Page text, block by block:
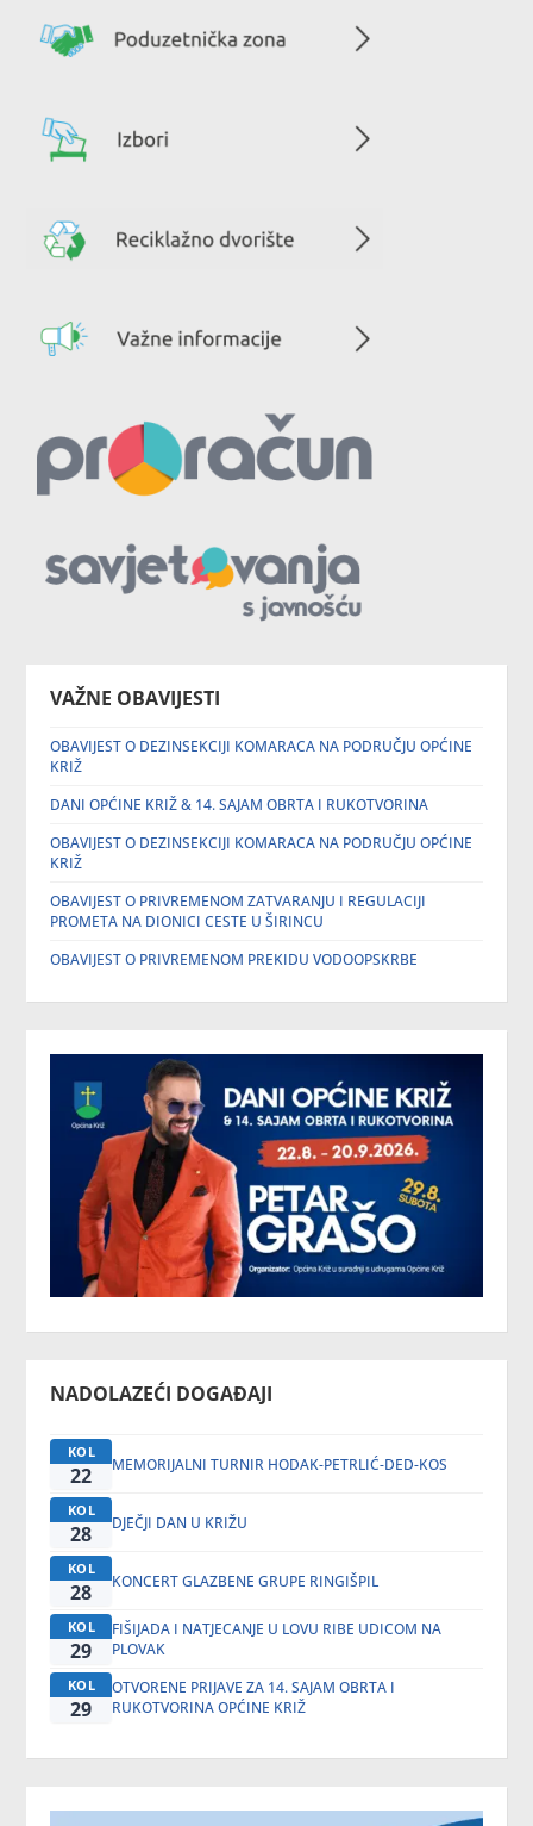
VAŽNE OBAVIJESTI
OBAVIJEST O DEZINSEKCIJI KOMARACA NA PODRUČJU OPĆINE
KRIŽ
DANI OPĆINE KRIŽ & 14. SAJAM OBRTA I RUKOTVORINA
OBAVIJEST O DEZINSEKCIJI KOMARACA NA PODRUČJU OPĆINE
KRIŽ
OBAVIJEST O PRIVREMENOM ZATVARANJU I REGULACIJI
PROMETA NA DIONICI CESTE U ŠIRINCU
OBAVIJEST O PRIVREMENOM PREKIDU VODOOPSKRBE
NADOLAZEĆI DOGAĐAJI
KOL
22 MEMORIJALNI TURNIR HODAK-PETRLIĆ-DED-KOS
KOL
28 DJEČJI DAN U KRIŽU
KOL
28 KONCERT GLAZBENE GRUPE RINGIŠPIL
KOL
29
FIŠIJADA I NATJECANJE U LOVU RIBE UDICOM NA
PLOVAK
KOL
29
OTVORENE PRIJAVE ZA 14. SAJAM OBRTA I
RUKOTVORINA OPĆINE KRIŽ